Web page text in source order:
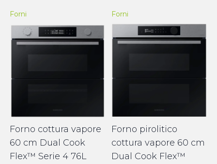
Forni
Forno cottura vapore
60 cm Dual Cook
Flex™ Serie 4 76L
Forni
Forno pirolitico
cottura vapore 60 cm
Dual Cook Flex™